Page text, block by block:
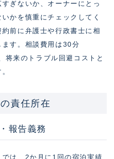
ぎないか、オーナーにとっ
かを慎重にチェックしてく
前に弁護士や行政書士に相
す。相談費用は30分
来のトラブル回避コストと
責任所在
報告義務
は、2か月に1回の宿泊実績